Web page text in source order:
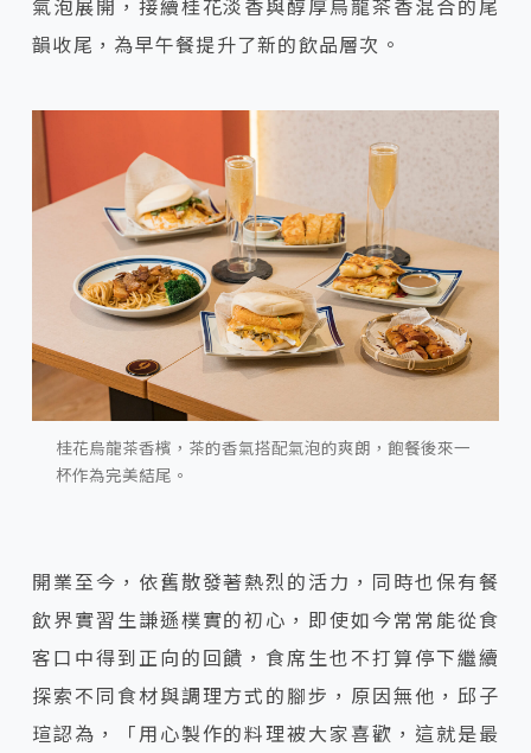
韻收尾，為早午餐提升了新的飲品層次。
桂花烏龍茶香檳，茶的香氣搭配氣泡的爽朗，飽餐後來一
杯作為完美結尾。
開業至今，依舊散發著熱烈的活力，同時也保有餐
飲界實習生謙遜樸實的初心，即使如今常常能從食
客口中得到正向的回饋，食席生也不打算停下繼續
探索不同食材與調理方式的腳步，原因無他，邱子
瑄認為，「用心製作的料理被大家喜歡，這就是最